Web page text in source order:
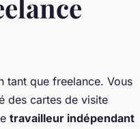
tant que freelance. Vous
des cartes de visite
travailleur indépendant